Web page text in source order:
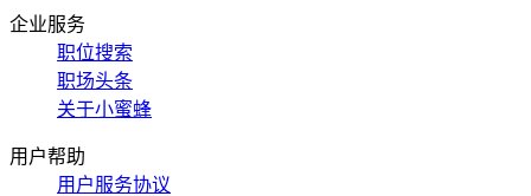
企业服务
职位搜索
职场头条
关于小蜜蜂
用户帮助
用户服务协议